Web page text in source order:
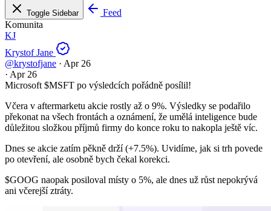
Toggle Sidebar
Feed
Komunita
KJ
Krystof Jane
@krystofjane · Apr 26
· Apr 26
Microsoft $MSFT po výsledcích pořádně posílil!
Včera v aftermarketu akcie rostly až o 9%. Výsledky se podařilo
překonat na všech frontách a oznámení, že umělá inteligence bude
důležitou složkou příjmů firmy do konce roku to nakopla ještě víc.
Dnes se akcie zatím pěkně drží (+7.5%). Uvidíme, jak si trh povede
po otevření, ale osobně bych čekal korekci.
$GOOG naopak posiloval místy o 5%, ale dnes už růst nepokrývá
ani včerejší ztráty.